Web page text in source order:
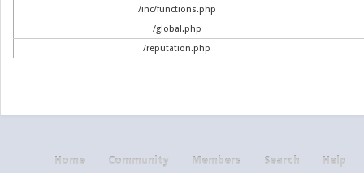
/inc/functions.php
/global.php
/reputation.php
Home Community Members Search Help